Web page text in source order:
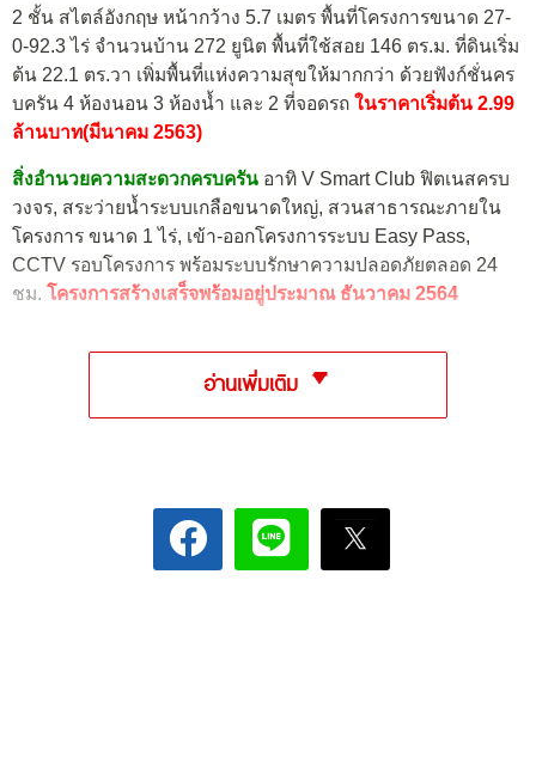
2 ชั้น สไตล์อังกฤษ หน้ากว้าง 5.7 เมตร พื้นที่โครงการขนาด 27-
0-92.3 ไร่ จำนวนบ้าน 272 ยูนิต พื้นที่ใช้สอย 146 ตร.ม. ที่ดินเริ่ม
ต้น 22.1 ตร.วา เพิ่มพื้นที่แห่งความสุขให้มากกว่า ด้วยฟังก์ชั่นคร
บครัน 4 ห้องนอน 3 ห้องน้ำ และ 2 ที่จอดรถ ในราคาเริ่มต้น 2.99
ล้านบาท(มีนาคม 2563)
สิ่งอำนวยความสะดวกครบครัน อาทิ V Smart Club ฟิตเนสครบ
วงจร, สระว่ายน้ำระบบเกลือขนาดใหญ่, สวนสาธารณะภายใน
โครงการ ขนาด 1 ไร่, เข้า-ออกโครงการระบบ Easy Pass,
CCTV รอบโครงการ พร้อมระบบรักษาความปลอดภัยตลอด 24
ชม. โครงการสร้างเสร็จพร้อมอยู่ประมาณ ธันวาคม 2564
อ่านเพิ่มเติม